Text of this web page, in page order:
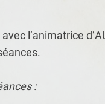
l’animatrice
: